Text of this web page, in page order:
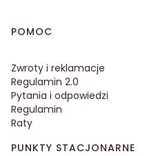
Linki w stopce
POMOC
Zwroty i reklamacje
Regulamin 2.0
Pytania i odpowiedzi
Regulamin
Raty
PUNKTY STACJONARNE